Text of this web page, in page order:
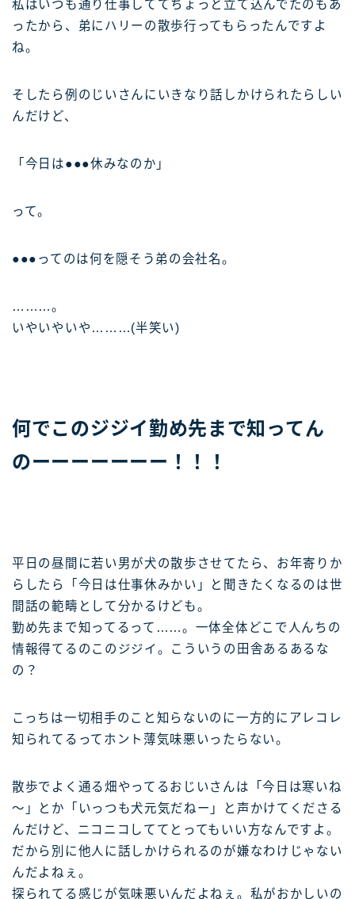
私はいつも通り仕事しててちょっと立て込んでたのもあ
ったから、弟にハリーの散歩行ってもらったんですよ
ね。
そしたら例のじいさんにいきなり話しかけられたらしい
んだけど、
「今日は●●●休みなのか」
って。
●●●ってのは何を隠そう弟の会社名。
………。
いやいやいや………(半笑い)
何でこのジジイ勤め先まで知ってん
のーーーーーーー！！！
平日の昼間に若い男が犬の散歩させてたら、お年寄りか
らしたら「今日は仕事休みかい」と聞きたくなるのは世
間話の範疇として分かるけども。
勤め先まで知ってるって……。一体全体どこで人んちの
情報得てるのこのジジイ。こういうの田舎あるあるな
の？
こっちは一切相手のこと知らないのに一方的にアレコレ
知られてるってホント薄気味悪いったらない。
散歩でよく通る畑やってるおじいさんは「今日は寒いね
～」とか「いっつも犬元気だねー」と声かけてくださる
んだけど、ニコニコしててとってもいい方なんですよ。
だから別に他人に話しかけられるのが嫌なわけじゃない
んだよねぇ。
探られてる感じが気味悪いんだよねぇ。私がおかしいの